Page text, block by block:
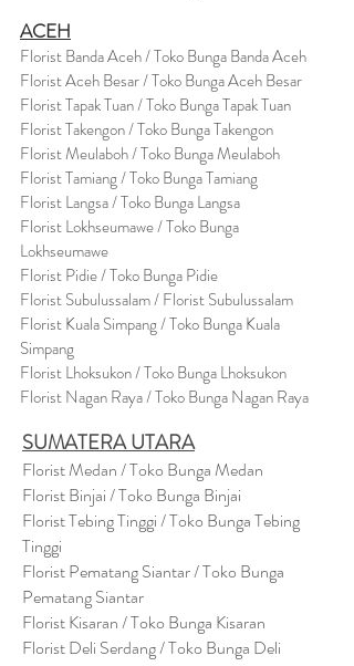
ACEH
Florist Banda Aceh / Toko Bunga Banda Aceh
Florist Aceh Besar / Toko Bunga Aceh Besar
Florist Tapak Tuan / Toko Bunga Tapak Tuan
Florist Takengon / Toko Bunga Takengon
Florist Meulaboh / Toko Bunga Meulaboh
Florist Tamiang / Toko Bunga Tamiang
Florist Langsa / Toko Bunga Langsa
Florist Lokhseumawe / Toko Bunga
Lokhseumawe
Florist Pidie / Toko Bunga Pidie
Florist Subulussalam / Florist Subulussalam
Florist Kuala Simpang / Toko Bunga Kuala
Simpang
Florist Lhoksukon / Toko Bunga Lhoksukon
Florist Nagan Raya / Toko Bunga Nagan Raya
SUMATERA UTARA
Florist Medan / Toko Bunga Medan
Florist Binjai / Toko Bunga Binjai
Florist Tebing Tinggi / Toko Bunga Tebing
Tinggi
Florist Pematang Siantar / Toko Bunga
Pematang Siantar
Florist Kisaran / Toko Bunga Kisaran
Florist Deli Serdang / Toko Bunga Deli